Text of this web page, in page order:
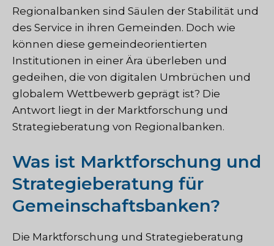
Regionalbanken sind Säulen der Stabilität und
des Service in ihren Gemeinden. Doch wie
können diese gemeindeorientierten
Institutionen in einer Ära überleben und
gedeihen, die von digitalen Umbrüchen und
globalem Wettbewerb geprägt ist? Die
Antwort liegt in der Marktforschung und
Strategieberatung von Regionalbanken.
Was ist Marktforschung und
Strategieberatung für
Gemeinschaftsbanken?
Die Marktforschung und Strategieberatung